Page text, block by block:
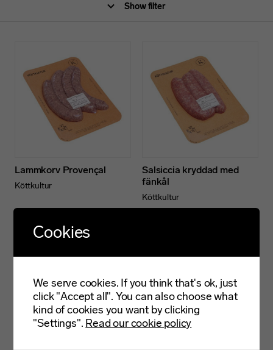
Show filter
Lammkorv Provençal
Köttkultur
Salsiccia kryddad med
fänkål
Köttkultur
Cookies
We serve cookies. If you think that's ok, just
click "Accept all". You can also choose what
kind of cookies you want by clicking
"Settings". Read our cookie policy